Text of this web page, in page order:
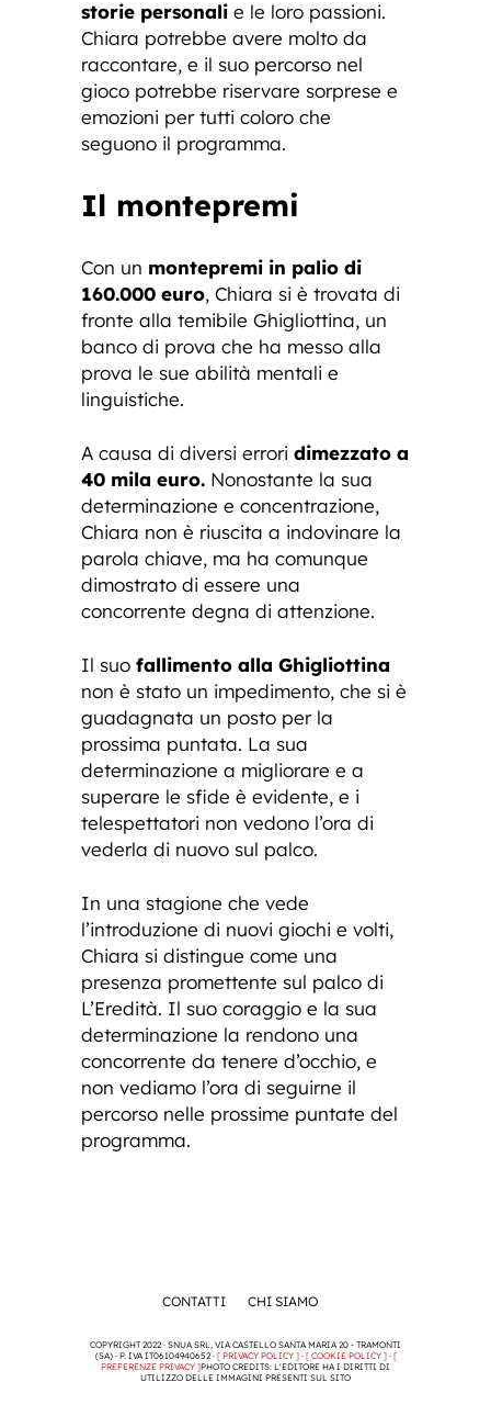
storie personali e le loro passioni.
Chiara potrebbe avere molto da
raccontare, e il suo percorso nel
gioco potrebbe riservare sorprese e
emozioni per tutti coloro che
seguono il programma.
Il montepremi
Con un montepremi in palio di
160.000 euro, Chiara si è trovata di
fronte alla temibile Ghigliottina, un
banco di prova che ha messo alla
prova le sue abilità mentali e
linguistiche.
A causa di diversi errori dimezzato a
40 mila euro. Nonostante la sua
determinazione e concentrazione,
Chiara non è riuscita a indovinare la
parola chiave, ma ha comunque
dimostrato di essere una
concorrente degna di attenzione.
Il suo fallimento alla Ghigliottina
non è stato un impedimento, che si è
guadagnata un posto per la
prossima puntata. La sua
determinazione a migliorare e a
superare le sfide è evidente, e i
telespettatori non vedono l’ora di
vederla di nuovo sul palco.
In una stagione che vede
l’introduzione di nuovi giochi e volti,
Chiara si distingue come una
presenza promettente sul palco di
L’Eredità. Il suo coraggio e la sua
determinazione la rendono una
concorrente da tenere d’occhio, e
non vediamo l’ora di seguirne il
percorso nelle prossime puntate del
programma.
CONTATTI CHI SIAMO
COPYRIGHT 2022 · SNUA SRL, VIA CASTELLO SANTA MARIA 20 - TRAMONTI
(SA) · P. IVA IT06104940652 · [ PRIVACY POLICY ]· [ COOKIE POLICY ]· [
PREFERENZE PRIVACY ]PHOTO CREDITS: L'EDITORE HA I DIRITTI DI
UTILIZZO DELLE IMMAGINI PRESENTI SUL SITO